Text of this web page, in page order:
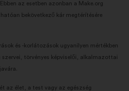
az esetben azonban a Make.org
bekövetkező kár megtérítésére
és -korlátozások ugyanilyen mértékben
szervei, törvényes képviselői, alkalmazottai
az élet, a test vagy az egészség